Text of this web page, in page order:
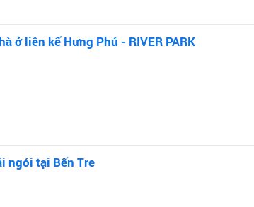
ở liên kế Hưng Phú - RIVER PARK
ngói tại Bến Tre